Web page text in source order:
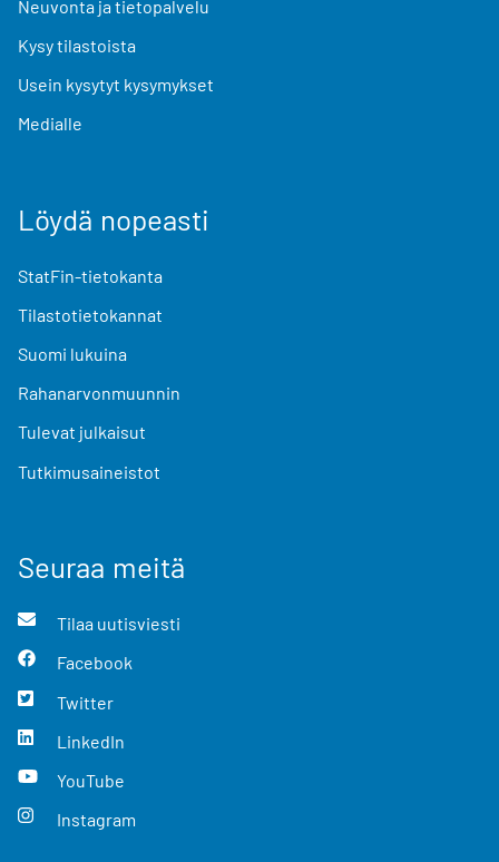
Neuvonta ja tietopalvelu
Kysy tilastoista
Usein kysytyt kysymykset
Medialle
Löydä nopeasti
StatFin-tietokanta
Tilastotietokannat
Suomi lukuina
Rahanarvonmuunnin
Tulevat julkaisut
Tutkimusaineistot
Seuraa meitä
Tilaa uutisviesti
Facebook
Twitter
LinkedIn
YouTube
Instagram